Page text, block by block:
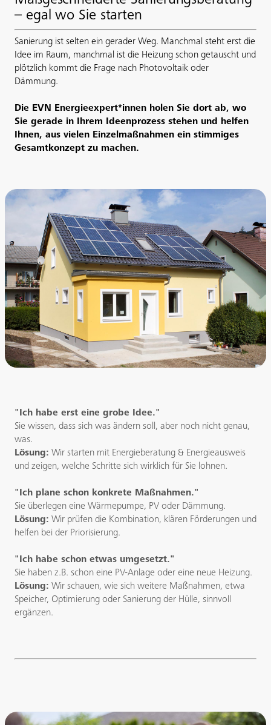
– egal wo Sie starten
Sanierung ist selten ein gerader Weg. Manchmal steht erst die
Idee im Raum, manchmal ist die Heizung schon getauscht und
plötzlich kommt die Frage nach Photovoltaik oder
Dämmung.
Die EVN Energieexpert*innen holen Sie dort ab, wo
Sie gerade in Ihrem Ideenprozess stehen und helfen
Ihnen, aus vielen Einzelmaßnahmen ein stimmiges
Gesamtkonzept zu machen.
"Ich habe erst eine grobe Idee."
Sie wissen, dass sich was ändern soll, aber noch nicht genau,
was.
Lösung: Wir starten mit Energieberatung & Energieausweis
und zeigen, welche Schritte sich wirklich für Sie lohnen.
"Ich plane schon konkrete Maßnahmen."
Sie überlegen eine Wärmepumpe, PV oder Dämmung.
Lösung: Wir prüfen die Kombination, klären Förderungen und
helfen bei der Priorisierung.
"Ich habe schon etwas umgesetzt."
Sie haben z.B. schon eine PV-Anlage oder eine neue Heizung.
Lösung: Wir schauen, wie sich weitere Maßnahmen, etwa
Speicher, Optimierung oder Sanierung der Hülle, sinnvoll
ergänzen.